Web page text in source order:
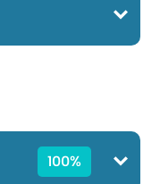
100%